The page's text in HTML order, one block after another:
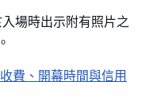
場時出示附有照片之
費、開幕時間與信用